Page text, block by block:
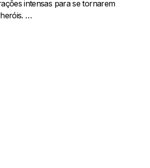
intensas para se tornarem
…